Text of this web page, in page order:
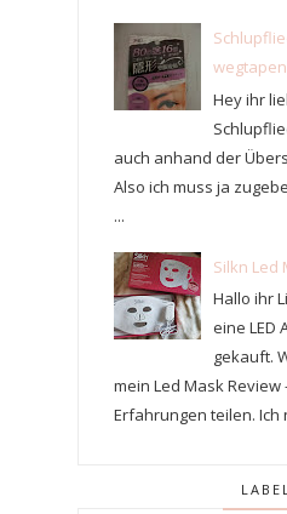
Hey ihr
auch anhand der
Also ich muss ja
...
Silkn Led
Hallo ihr
eine LED
gekauft.
mein Led Mask Review
Erfahrungen teilen. Ich